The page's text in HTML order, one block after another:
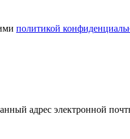
политикой
адрес электронной